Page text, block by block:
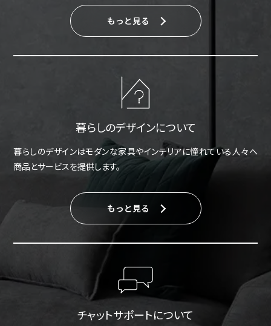
もっと見る
暮らしのデザインについて
暮らしのデザインはモダンな家具やインテリアに憧れている人々へ
商品とサービスを提供します。
もっと見る
チャットサポートについて